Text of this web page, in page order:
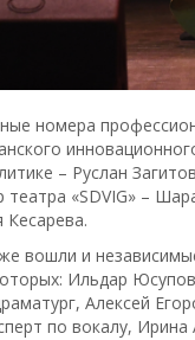
номера
– Руслан
театра «SDVIG» –
Кесарева.
вошли и
Ильдар
Алексей
по вокалу,